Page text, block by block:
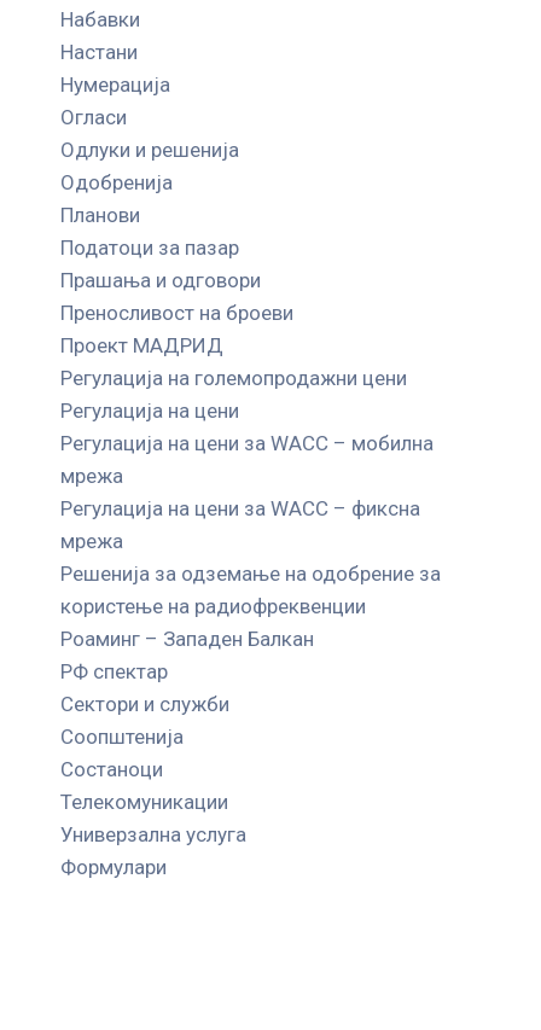
Набавки
Настани
Нумерација
Огласи
Одлуки и решенија
Одобренија
Планови
Податоци за пазар
Прашања и одговори
Преносливост на броеви
Проект МАДРИД
Регулација на големопродажни цени
Регулација на цени
Регулација на цени за WACC – мобилна
мрежа
Регулација на цени за WACC – фиксна
мрежа
Решенија за одземање на одобрение за
користење на радиофреквенции
Роаминг – Западен Балкан
РФ спектар
Сектори и служби
Соопштенија
Состаноци
Телекомуникации
Универзална услуга
Формулари